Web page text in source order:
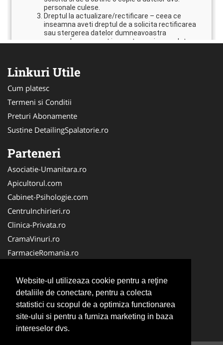
Website-ul utilizeaza cookie pentru a reţine
detaliile de conectare, pentru a colecta
statistici cu scopul de a optimiza functionarea
site-ului si pentru a furniza marketing in baza
intereselor dvs.
Linkuri Utile
Cum platesc
Termeni si Conditii
Preturi Abonamente
Sustine DetailingSpalatorie.ro
Parteneri
Asociatie-Umanitara.ro
Apicultorul.com
Cabinet-Psihologie.com
CentruInchirieri.ro
Clinica-Privata.ro
CramaVinuri.ro
FarmacieRomania.ro
Anvelope-SH.com
FirmaTractariAuto.ro
InstalatiiSolare.com
Service-Reparatii.com